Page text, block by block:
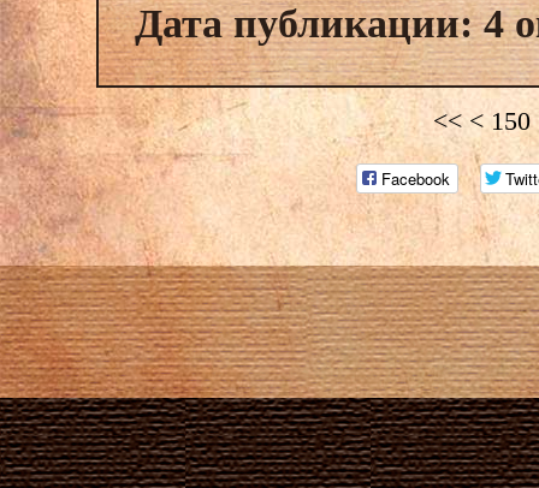
Дата публикации: 4
<< < 150
Facebook